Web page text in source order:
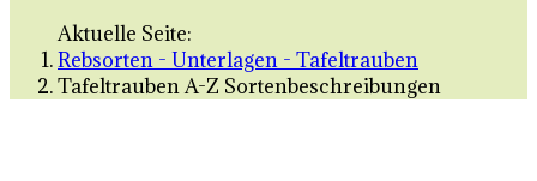
Aktuelle Seite:
Rebsorten - Unterlagen - Tafeltrauben
Tafeltrauben A-Z Sortenbeschreibungen